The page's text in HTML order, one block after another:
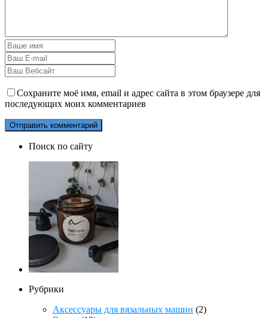
Сохраните моё имя, email и адрес сайта в этом браузере для
последующих моих комментариев
Поиск по сайту
Рубрики
Аксессуары для вязальных машин (2)